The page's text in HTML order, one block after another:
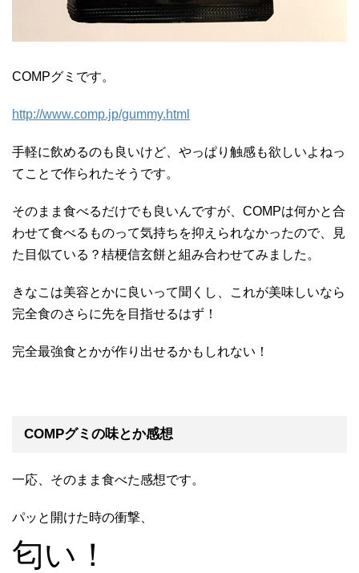
COMPグミです。
http://www.comp.jp/gummy.html
手軽に飲めるのも良いけど、やっぱり触感も欲しいよねっ
てことで作られたそうです。
そのまま食べるだけでも良いんですが、COMPは何かと合
わせて食べるものって気持ちを抑えられなかったので、見
た目似ている？桔梗信玄餅と組み合わせてみました。
きなこは美容とかに良いって聞くし、これが美味しいなら
完全食のさらに先を目指せるはず！
完全最強食とかが作り出せるかもしれない！
COMPグミの味とか感想
一応、そのまま食べた感想です。
パッと開けた時の衝撃、
匂い！